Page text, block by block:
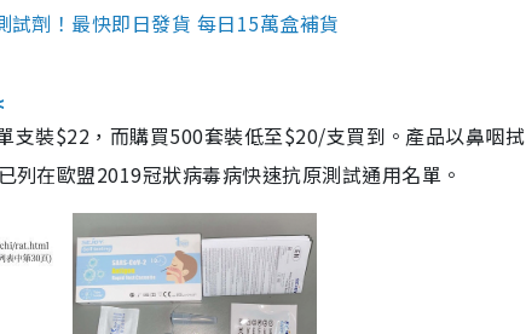
劑！最快即日發貨 每日15萬盒補貨
支裝$22，而購買500套裝低至$20/支買到。產品以鼻咽
在歐盟2019冠狀病毒病快速抗原測試通用名單。